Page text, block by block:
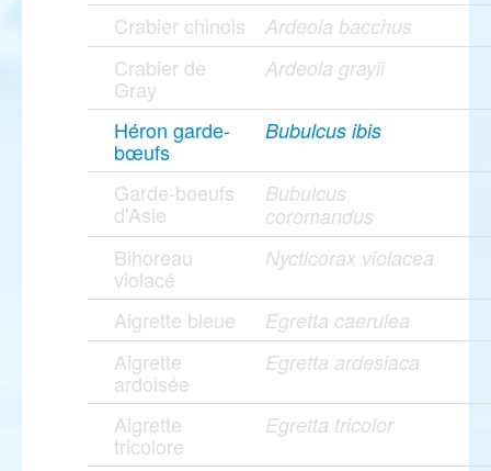
Crabier chinois Ardeola bacchus
Crabier de
Gray
Ardeola grayii
Héron garde-
bœufs
Bubulcus ibis
Garde-boeufs
d'Asie
Bubulcus
coromandus
Bihoreau
violacé
Nycticorax violacea
Aigrette bleue Egretta caerulea
Aigrette
ardoisée
Egretta ardesiaca
Aigrette
tricolore
Egretta tricolor